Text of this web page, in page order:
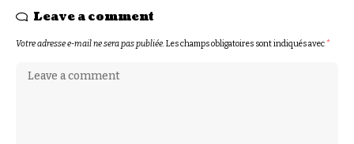
Leave a comment
Votre adresse e-mail ne sera pas publiée.Les champs obligatoires sont indiqués avec*